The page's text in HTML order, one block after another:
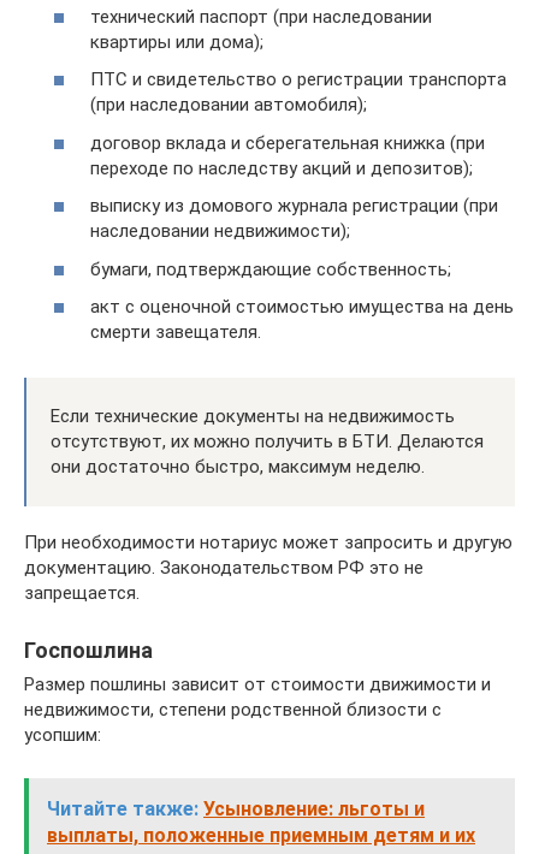
технический паспорт (при наследовании
квартиры или дома);
ПТС и свидетельство о регистрации транспорта
(при наследовании автомобиля);
договор вклада и сберегательная книжка (при
переходе по наследству акций и депозитов);
выписку из домового журнала регистрации (при
наследовании недвижимости);
бумаги, подтверждающие собственность;
акт с оценочной стоимостью имущества на день
смерти завещателя.
Если технические документы на недвижимость
отсутствуют, их можно получить в БТИ. Делаются
они достаточно быстро, максимум неделю.
При необходимости нотариус может запросить и другую
документацию. Законодательством РФ это не
запрещается.
Госпошлина
Размер пошлины зависит от стоимости движимости и
недвижимости, степени родственной близости с
усопшим:
Читайте также: Усыновление: льготы и
выплаты, положенные приемным детям и их